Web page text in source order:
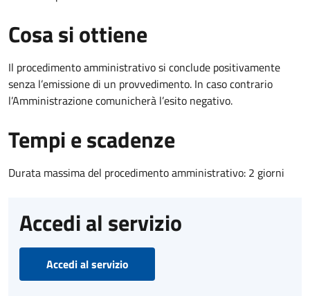
Cosa si ottiene
Il procedimento amministrativo si conclude positivamente
senza l’emissione di un provvedimento. In caso contrario
l’Amministrazione comunicherà l’esito negativo.
Tempi e scadenze
Durata massima del procedimento amministrativo: 2 giorni
Accedi al servizio
Accedi al servizio